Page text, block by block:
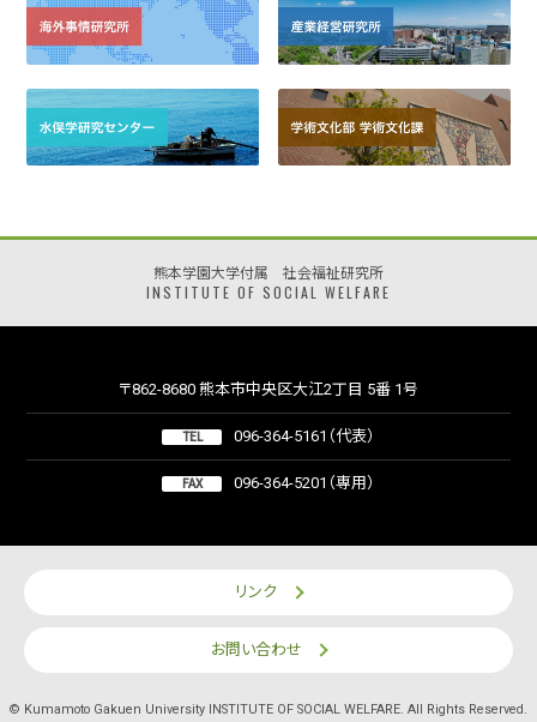
熊本学園大学付属 社会福祉研究所
INSTITUTE OF SOCIAL WELFARE
〒862-8680 熊本市中央区大江2丁目 5番 1号
TEL 096-364-5161（代表）
FAX 096-364-5201（専用）
リンク
お問い合わせ
© Kumamoto Gakuen University INSTITUTE OF SOCIAL WELFARE. All Rights Reserved.